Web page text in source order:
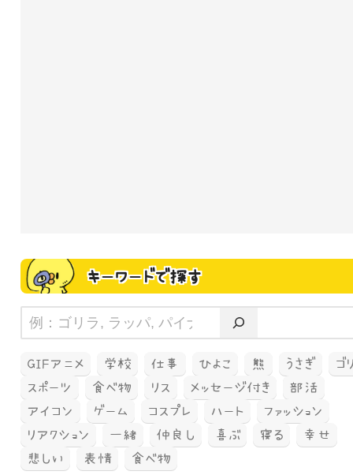
キーワードで探す
GIFアニメ 学校 仕事 ひよこ 熊 うさぎ
ゴ
スポーツ
食べ物 リス メッセージ付き
部活
アイコン
ゲーム コスプレ ハート
ファッション
リアクション
一緒 仲良し 喜ぶ 寝る
幸せ
悲しい
表情 食べ物